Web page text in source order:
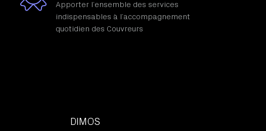
Apporter l’ensemble des services
indispensables à l’accompagnement
quotidien des Couvreurs
DIMOS